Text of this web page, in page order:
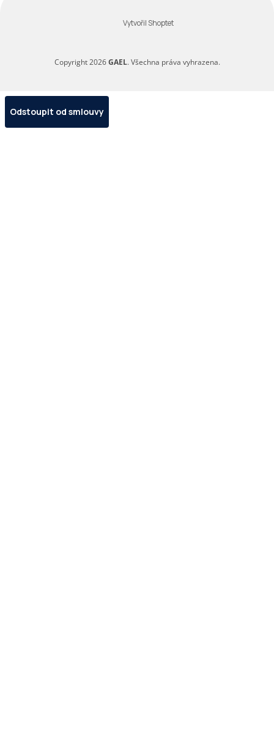
Vytvořil Shoptet
Copyright 2026GAEL. Všechna práva vyhrazena.
Odstoupit od smlouvy